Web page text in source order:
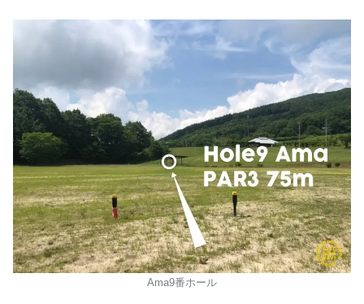
Ama9番ホール